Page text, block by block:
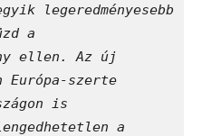
legeredményesebb
a
ellen. Az új
Európa-szerte
is
a